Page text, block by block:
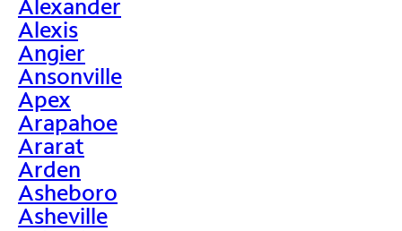
Alexander
Alexis
Angier
Ansonville
Apex
Arapahoe
Ararat
Arden
Asheboro
Asheville